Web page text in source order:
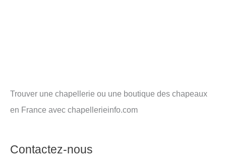
Trouver une chapellerie ou une boutique des chapeaux
en France avec chapellerieinfo.com
Contactez-nous